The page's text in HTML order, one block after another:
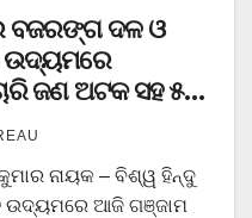
ବଜରଙ୍ଗ ଦଳ ଓ
ଉଦ୍ୟମରେ
ଜଣ ଅଟକ ସହ ୫୦
ନାୟକ – ବିଶ୍ୱ ହିନ୍ଦୁ
ଆଜି ଗଞ୍ଜାମ